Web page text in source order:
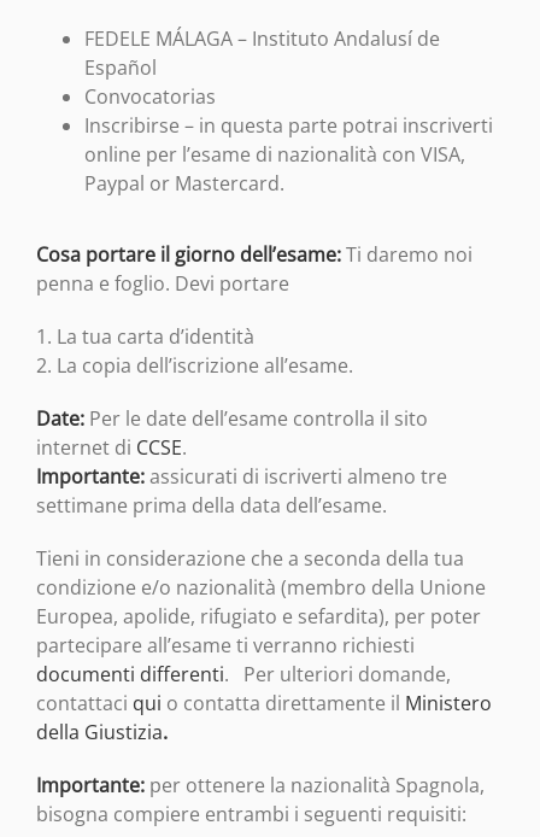
FEDELE MÁLAGA – Instituto Andalusí de
Español
Convocatorias
Inscribirse – in questa parte potrai inscriverti
online per l’esame di nazionalità con VISA,
Paypal or Mastercard.
Cosa portare il giorno dell’esame:Ti daremo noi
penna e foglio. Devi portare
1. La tua carta d’identità
2. La copia dell’iscrizione all’esame.
Date: Per le date dell’esame controlla il sito
internet di CCSE.
Importante:assicurati di iscriverti almeno tre
settimane prima della data dell’esame.
Tieni in considerazione che a seconda della tua
condizione e/o nazionalità (membro della Unione
Europea, apolide, rifugiato e sefardita), per poter
partecipare all’esame ti verranno richiesti
documenti differenti. Per ulteriori domande,
contattaci qui o contatta direttamente il Ministero
della Giustizia.
Importante: per ottenere la nazionalità Spagnola,
bisogna compiere entrambi i seguenti requisiti: